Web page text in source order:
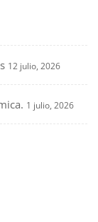
12 julio, 2026
1 julio, 2026